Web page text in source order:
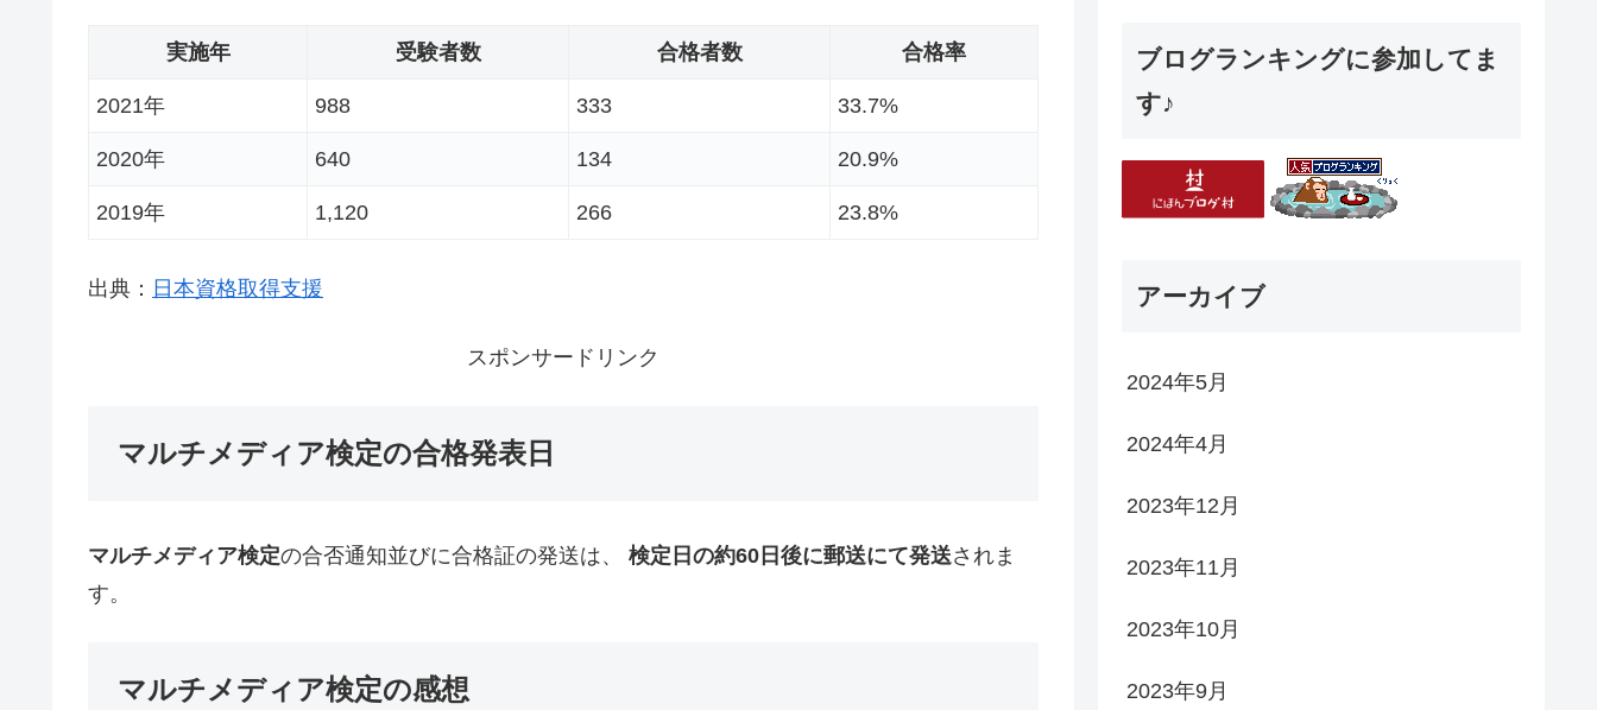
実施年 受験者数 合格者数 合格率
2021年 988 333 33.7%
2020年 640 134 20.9%
2019年 1,120 266 23.8%
出典： 日本資格取得支援
スポンサードリンク
マルチメディア検定の合格発表日
マルチメディア検定の合否通知並びに合格証の発送は、 検定日の約60日後に郵送にて発送されま
す。
マルチメディア検定の感想
ブログランキングに参加してま
す♪
アーカイブ
2024年5月
2024年4月
2023年12月
2023年11月
2023年10月
2023年9月